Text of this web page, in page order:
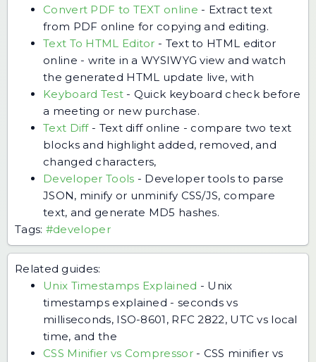
Convert PDF to TEXT online - Extract text
from PDF online for copying and editing.
Text To HTML Editor - Text to HTML editor
online - write in a WYSIWYG view and watch
the generated HTML update live, with
Keyboard Test- Quick keyboard check before
a meeting or new purchase.
Text Diff- Text diff online - compare two text
blocks and highlight added, removed, and
changed characters,
Developer Tools - Developer tools to parse
JSON, minify or unminify CSS/JS, compare
text, and generate MD5 hashes.
Tags: #developer
Related guides:
Unix Timestamps Explained - Unix
timestamps explained - seconds vs
milliseconds, ISO-8601, RFC 2822, UTC vs local
time, and the
CSS Minifier vs Compressor- CSS minifier vs